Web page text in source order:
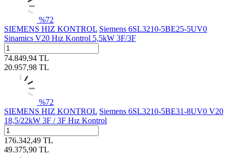
%72
SIEMENS HIZ KONTROL Siemens 6SL3210-5BE25-5UV0
Sinamics V20 Hız Kontrol 5,5kW 3F/3F
74.849,94 TL
20.957,98 TL
%72
SIEMENS HIZ KONTROL Siemens 6SL3210-5BE31-8UV0 V20
18,5/22kW 3F / 3F Hız Kontrol
176.342,49 TL
49.375,90 TL